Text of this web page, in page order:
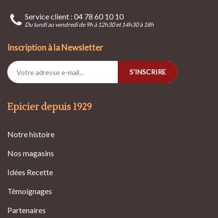
Service client : 04 78 60 10 10
Du lundi au vendredi de 9h à 12h30 et 14h30 à 18h
Inscription à la Newsletter
S'INSCRIRE
Epicier depuis 1929
Notre histoire
Nos magasins
Idées Recette
Témoignages
Partenaires